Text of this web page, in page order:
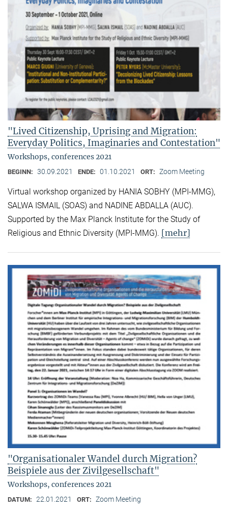
"Lived Citizenship, Uprising and Migration:
Everyday Politics, Imaginaries and Contestation"
Workshops, conferences 2021
BEGINN: 30.09.2021 ENDE: 01.10.2021 ORT: Zoom Meeting
Virtual workshop organized by HANIA SOBHY (MPI-MMG),
SALWA ISMAIL (SOAS) and NADINE ABDALLA (AUC).
Supported by the Max Planck Institute for the Study of
Religious and Ethnic Diversity (MPI-MMG). [mehr]
"Organisationaler Wandel durch Migration?
Beispiele aus der Zivilgesellschaft"
Workshops, conferences 2021
DATUM: 22.01.2021 ORT: Zoom Meeting